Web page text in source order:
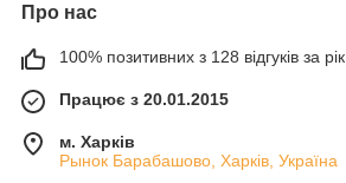
Про нас
100% позитивних з 128 відгуків за рік
Працює з 20.01.2015
м. Харків
Рынок Барабашово, Харків, Україна